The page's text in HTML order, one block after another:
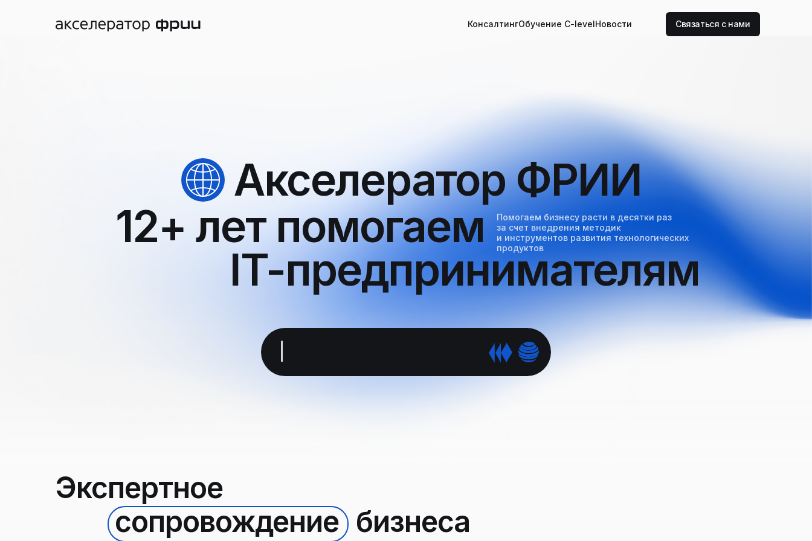
Помогаем бизнесу расти в десятки раз
за счет внедрения методик
и инструментов развития технологических
продуктов
IT-предпринимателям
Связаться с нами
12+ лет помогаем
КонсалтингОбучение C-levelНовости
Акселератор ФРИИ
сопровождение бизнеса
Экспертное